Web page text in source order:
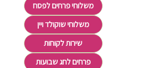
משלוחי פרחים לפסח
משלוחי שוקולד ויין
שירות לקוחות
פרחים לחג שבועות